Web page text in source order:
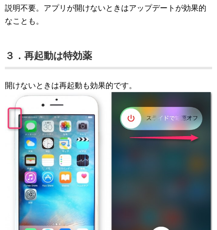
説明不要。アプリが開けないときはアップデートが効果的
なことも。
３．再起動は特効薬
開けないときは再起動も効果的です。